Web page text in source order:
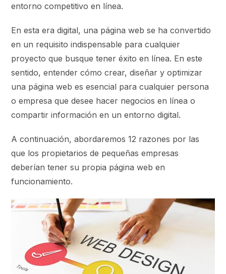
entorno competitivo en línea.
En esta era digital, una página web se ha convertido
en un requisito indispensable para cualquier
proyecto que busque tener éxito en línea. En este
sentido, entender cómo crear, diseñar y optimizar
una página web es esencial para cualquier persona
o empresa que desee hacer negocios en línea o
compartir información en un entorno digital.
A continuación, abordaremos 12 razones por las
que los propietarios de pequeñas empresas
deberían tener su propia página web en
funcionamiento.